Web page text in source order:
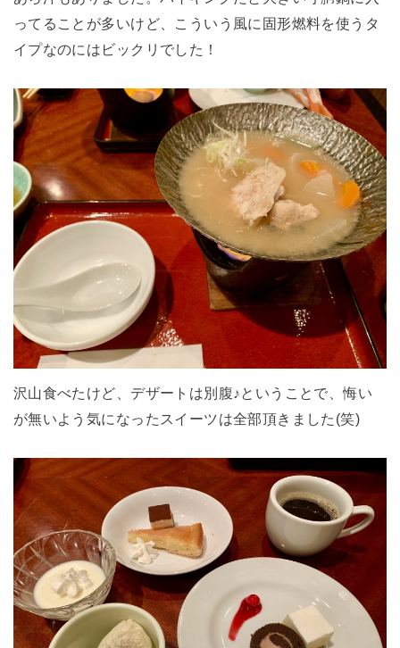
ってることが多いけど、こういう風に固形燃料を使うタ
イプなのにはビックリでした！
沢山食べたけど、デザートは別腹♪ということで、悔い
が無いよう気になったスイーツは全部頂きました(笑)